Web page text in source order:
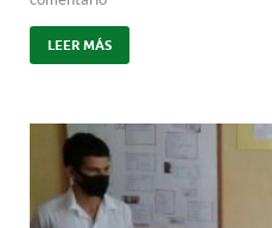
LEER MÁS